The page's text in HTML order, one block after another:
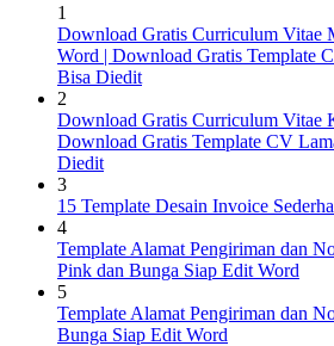
1
Download Gratis Curriculum Vitae
Word | Download Gratis Template
Bisa Diedit
2
Download Gratis Curriculum Vitae
Download Gratis Template CV
Diedit
3
15 Template Desain Invoice
4
Template Alamat Pengiriman dan
Pink dan Bunga Siap Edit Word
5
Template Alamat Pengiriman dan
Bunga Siap Edit Word